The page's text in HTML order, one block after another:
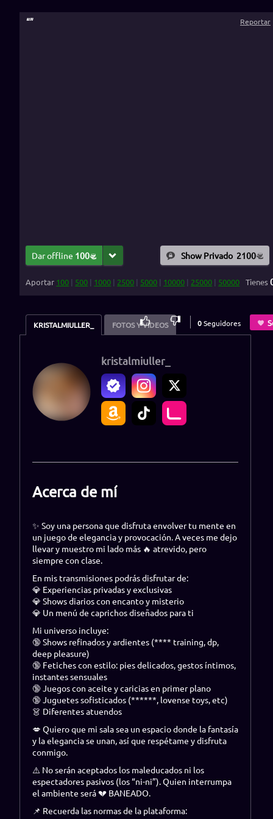
“” Reportar
Dar offline 100 Show Privado 2100
Aportar 100 | 500 | 1000 | 2500 | 5000 | 10000 | 25000 | 50000 Tienes
KRISTALMIULLER_ FOTOS Y VIDEOS
0% 0Seguidores
kristalmiuller_
Acerca de mí
✨ Soy una persona que disfruta envolver tu mente en
un juego de elegancia y provocación. A veces me dejo
llevar y muestro mi lado más 🔥 atrevido, pero
siempre con clase.
En mis transmisiones podrás disfrutar de:
💎 Experiencias privadas y exclusivas
💎 Shows diarios con encanto y misterio
💎 Un menú de caprichos diseñados para ti
Mi universo incluye:
🔞 Shows refinados y ardientes (**** training, dp,
deep pleasure)
🔞 Fetiches con estilo: pies delicados, gestos íntimos,
instantes sensuales
🔞 Juegos con aceite y caricias en primer plano
🔞 Juguetes sofisticados (******, lovense toys, etc)
👗 Diferentes atuendos
💋 Quiero que mi sala sea un espacio donde la fantasía
y la elegancia se unan, así que respétame y disfruta
conmigo.
⚠️ No serán aceptados los maleducados ni los
espectadores pasivos (los “ni-ni”). Quien interrumpa
el ambiente será 💔 BANEADO.
📌 Recuerda las normas de la plataforma: